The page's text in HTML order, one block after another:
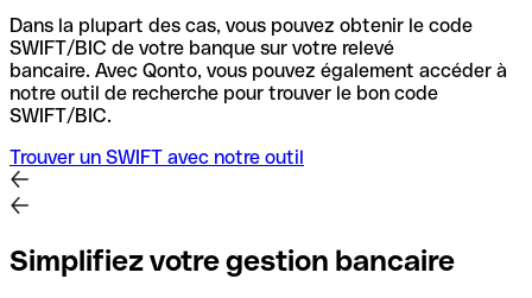
Dans la plupart des cas, vous pouvez obtenir le code
SWIFT/BIC de votre banque sur votre relevé
bancaire. Avec Qonto, vous pouvez également accéder à
notre outil de recherche pour trouver le bon code
SWIFT/BIC.
Trouver un SWIFT avec notre outil
Simplifiez votre gestion bancaire